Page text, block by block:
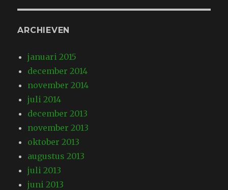
ARCHIEVEN
januari 2015
december 2014
november 2014
juli 2014
december 2013
november 2013
oktober 2013
augustus 2013
juli 2013
juni 2013